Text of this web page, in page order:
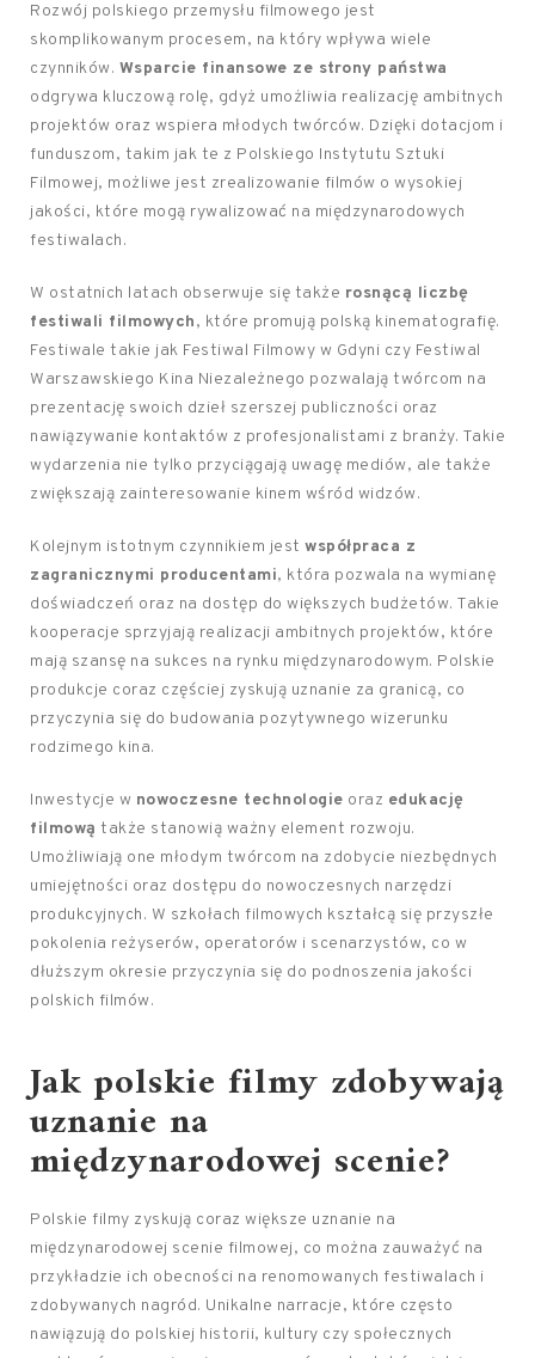
Rozwój polskiego przemysłu filmowego jest
skomplikowanym procesem, na który wpływa wiele
czynników. Wsparcie finansowe ze strony państwa
odgrywa kluczową rolę, gdyż umożliwia realizację ambitnych
projektów oraz wspiera młodych twórców. Dzięki dotacjom i
funduszom, takim jak te z Polskiego Instytutu Sztuki
Filmowej, możliwe jest zrealizowanie filmów o wysokiej
jakości, które mogą rywalizować na międzynarodowych
festiwalach.
W ostatnich latach obserwuje się także rosnącą liczbę
festiwali filmowych, które promują polską kinematografię.
Festiwale takie jak Festiwal Filmowy w Gdyni czy Festiwal
Warszawskiego Kina Niezależnego pozwalają twórcom na
prezentację swoich dzieł szerszej publiczności oraz
nawiązywanie kontaktów z profesjonalistami z branży. Takie
wydarzenia nie tylko przyciągają uwagę mediów, ale także
zwiększają zainteresowanie kinem wśród widzów.
Kolejnym istotnym czynnikiem jest współpraca z
zagranicznymi producentami, która pozwala na wymianę
doświadczeń oraz na dostęp do większych budżetów. Takie
kooperacje sprzyjają realizacji ambitnych projektów, które
mają szansę na sukces na rynku międzynarodowym. Polskie
produkcje coraz częściej zyskują uznanie za granicą, co
przyczynia się do budowania pozytywnego wizerunku
rodzimego kina.
Inwestycje w nowoczesne technologie oraz edukację
filmową także stanowią ważny element rozwoju.
Umożliwiają one młodym twórcom na zdobycie niezbędnych
umiejętności oraz dostępu do nowoczesnych narzędzi
produkcyjnych. W szkołach filmowych kształcą się przyszłe
pokolenia reżyserów, operatorów i scenarzystów, co w
dłuższym okresie przyczynia się do podnoszenia jakości
polskich filmów.
Jak polskie filmy zdobywają
uznanie na
międzynarodowej scenie?
Polskie filmy zyskują coraz większe uznanie na
międzynarodowej scenie filmowej, co można zauważyć na
przykładzie ich obecności na renomowanych festiwalach i
zdobywanych nagród. Unikalne narracje, które często
nawiązują do polskiej historii, kultury czy społecznych